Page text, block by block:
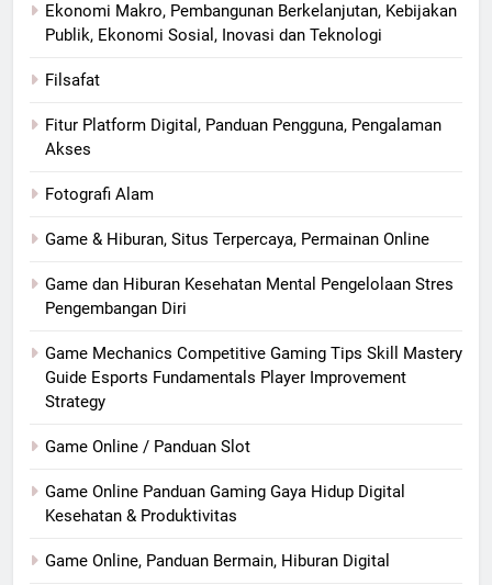
Ekonomi Makro, Pembangunan Berkelanjutan, Kebijakan
Publik, Ekonomi Sosial, Inovasi dan Teknologi
Filsafat
Fitur Platform Digital, Panduan Pengguna, Pengalaman
Akses
Fotografi Alam
Game & Hiburan, Situs Terpercaya, Permainan Online
Game dan Hiburan Kesehatan Mental Pengelolaan Stres
Pengembangan Diri
Game Mechanics Competitive Gaming Tips Skill Mastery
Guide Esports Fundamentals Player Improvement
Strategy
Game Online / Panduan Slot
Game Online Panduan Gaming Gaya Hidup Digital
Kesehatan & Produktivitas
Game Online, Panduan Bermain, Hiburan Digital